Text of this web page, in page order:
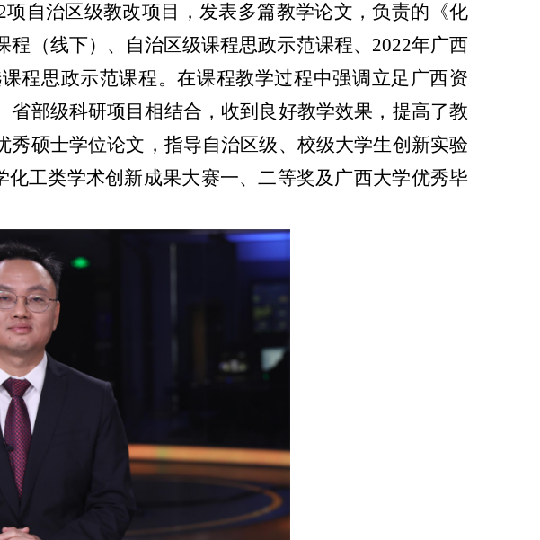
项自治区级教改项目，发表多篇教学论文，负责的《化
（线下） 、自治区级课程思政示范课程、 2022年广西
程思政示范课程。在课程教学过程中强调立足广西资
省部级科研项目相结合，收到良好教学效果，提高了教
秀硕士学位论文 ，指导自治区级、校级大学生创新实验
化工类学术创新成果大赛一、二等奖及广西大学优秀毕